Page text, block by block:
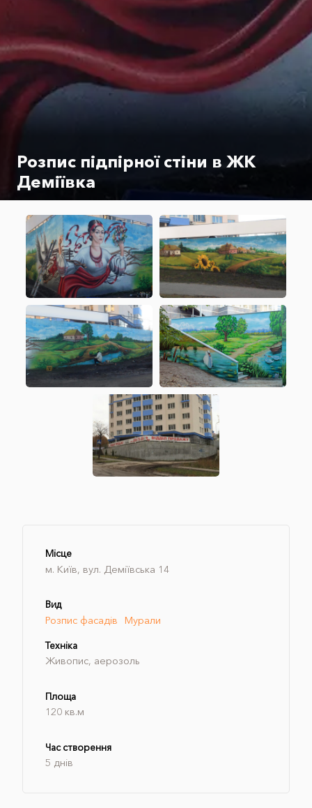
Розпис підпірної стіни в ЖК
Деміївка
Місце
м. Київ, вул. Деміївська 14
Вид
Розпис фасадів Мурали
Техніка
Живопис, аерозоль
Площа
120 кв.м
Час створення
5 днів